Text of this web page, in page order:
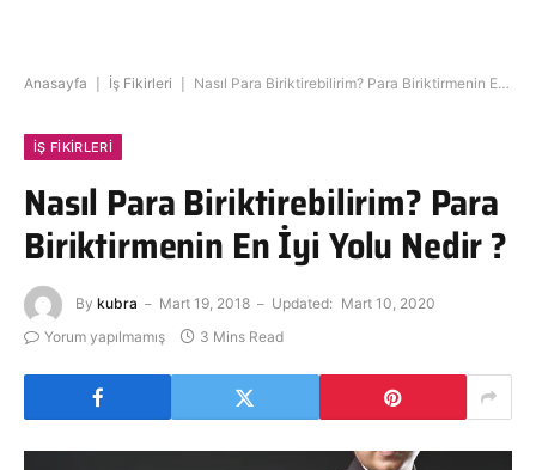
Anasayfa İş Fikirleri Nasıl Para Biriktirebilirim? Para Biriktirmenin En İyi Yolu Nedir ?
İŞ FIKIRLERI
Nasıl Para Biriktirebilirim? Para
Biriktirmenin En İyi Yolu Nedir ?
By kubra Mart 19, 2018 Updated: Mart 10, 2020
Yorum yapılmamış
3 Mins Read